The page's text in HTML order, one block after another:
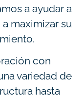
a ayudar a
maximizar su
con
variedad de
hasta